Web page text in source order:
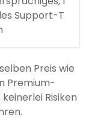
Support-T
Preis wie
Premium-
Risiken